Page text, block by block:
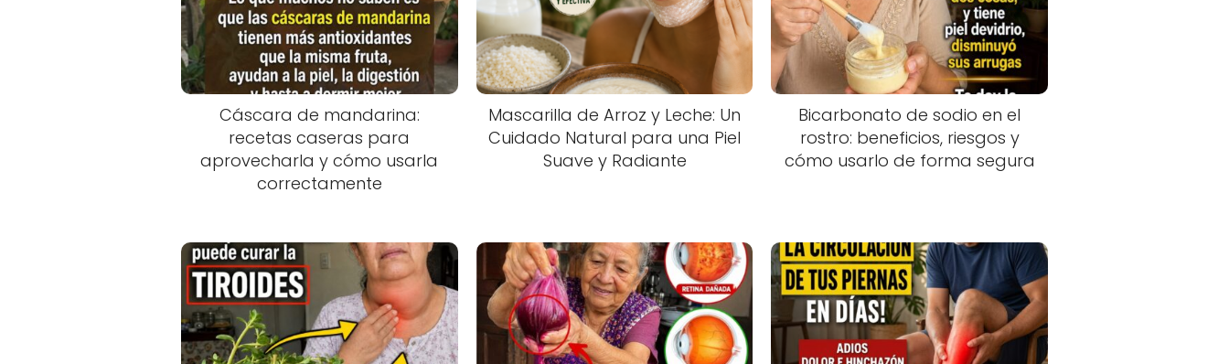
Cáscara de mandarina:
recetas caseras para
aprovecharla y cómo usarla
correctamente
Mascarilla de Arroz y Leche: Un
Cuidado Natural para una Piel
Suave y Radiante
Bicarbonato de sodio en el
rostro: beneficios, riesgos y
cómo usarlo de forma segura